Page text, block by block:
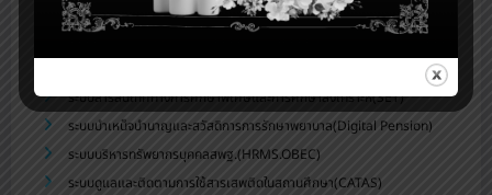
ระบบสำนักงานอิเล็กทรอนิกส์(Smart OBEC)
ระบบสารสนเทศทางการศึกษาพิเศษและการศึกษาสงเคราะห์(SET)
ระบบบำเหน็จบำนาญและสวัสดิการการรักษาพยาบาล(Digital Pension)
ระบบบริหารทรัพยากรบุคคลสพฐ.(HRMS.OBEC)
ระบบดูแลและติดตามการใช้สารเสพติดในสถานศึกษา(CATAS)